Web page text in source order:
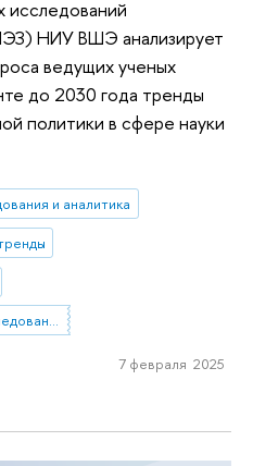
исследований
НИУ ВШЭ анализирует
ведущих ученых
до 2030 года тренды
политики в сфере науки
и аналитика
Институт статистических исследований и экономики знаний
7 февраля 2025